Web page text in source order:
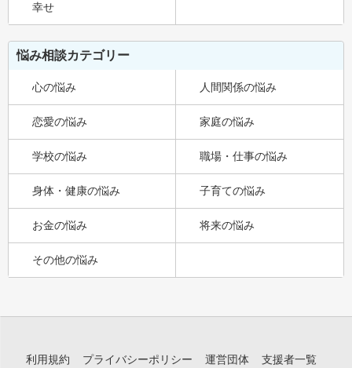
幸せ
悩み相談カテゴリー
心の悩み 人間関係の悩み
恋愛の悩み 家庭の悩み
学校の悩み 職場・仕事の悩み
身体・健康の悩み 子育ての悩み
お金の悩み 将来の悩み
その他の悩み
利用規約 プライバシーポリシー 運営団体 支援者一覧